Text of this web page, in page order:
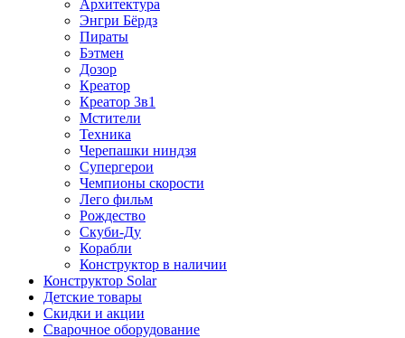
Архитектура
Энгри Бёрдз
Пираты
Бэтмен
Дозор
Креатор
Креатор 3в1
Мстители
Техника
Черепашки ниндзя
Супергерои
Чемпионы скорости
Лего фильм
Рождество
Скуби-Ду
Корабли
Конструктор в наличии
Конструктор Solar
Детские товары
Скидки и акции
Сварочное оборудование